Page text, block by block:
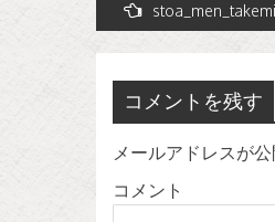
ナ
ビ
ゲ
ー
コメントを残す
メールアドレスが
コメント